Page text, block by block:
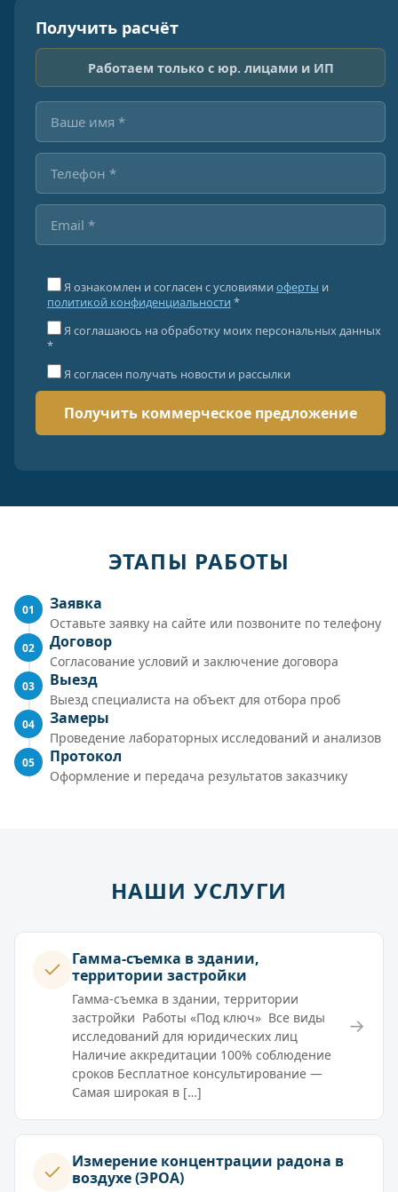
Получить расчёт
Работаем только с юр. лицами и ИП
Я ознакомлен и согласен с условиями оферты и
политикой конфиденциальности *
Я соглашаюсь на обработку моих персональных данных
*
Я согласен получать новости и рассылки
ЭТАПЫ РАБОТЫ
01 Заявка
Оставьте заявку на сайте или позвоните по телефону
02 Договор
Согласование условий и заключение договора
03 Выезд
Выезд специалиста на объект для отбора проб
04 Замеры
Проведение лабораторных исследований и анализов
05 Протокол
Оформление и передача результатов заказчику
НАШИ УСЛУГИ
Гамма-съемка в здании,
территории застройки
Гамма-съемка в здании, территории
застройки Работы «Под ключ» Все виды
исследований для юридических лиц
Наличие аккредитации 100% соблюдение
сроков Бесплатное консультирование —
Самая широкая в […]
→
Измерение концентрации радона в
воздухе (ЭРОА)